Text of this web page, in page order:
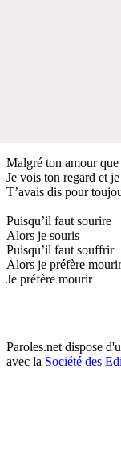
Malgré ton amour
Je vois ton regard et
T’avais dis pour
Puisqu’il faut sourire
Alors je souris
Puisqu’il faut souffrir
Alors je préfère mourir
Je préfère mourir
Paroles.net dispose
avec la Société des